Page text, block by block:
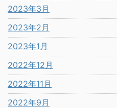
2023年3月
2023年2月
2023年1月
2022年12月
2022年11月
2022年9月